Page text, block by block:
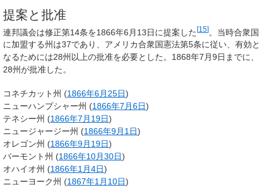
提案と批准
連邦議会は修正第14条を1866年6月13日に提案した[15]。当時合衆国
に加盟する州は37であり、アメリカ合衆国憲法第5条に従い、有効と
なるためには28州以上の批准を必要とした。1868年7月9日までに、
28州が批准した。
コネチカット州 (1866年6月25日)
ニューハンプシャー州 (1866年7月6日)
テネシー州 (1866年7月19日)
ニュージャージー州 (1866年9月1日)
オレゴン州 (1866年9月19日)
バーモント州 (1866年10月30日)
オハイオ州 (1866年1月4日)
ニューヨーク州 (1867年1月10日)